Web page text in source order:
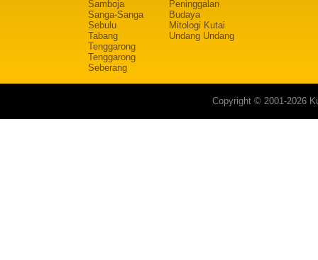
Samboja
Sanga-Sanga
Sebulu
Tabang
Tenggarong
Tenggarong
Seberang
Peninggalan
Budaya
Mitologi Kutai
Undang Undang
Copyright © 2001-2026